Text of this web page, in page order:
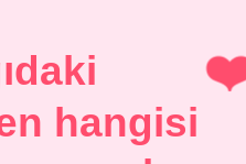
hangisi